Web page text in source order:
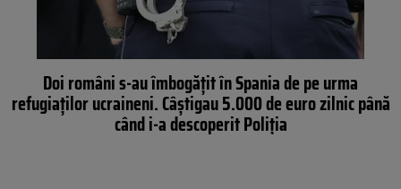
Doi români s-au îmbogățit în Spania de pe urma
refugiaților ucraineni. Câștigau 5.000 de euro zilnic până
când i-a descoperit Poliția